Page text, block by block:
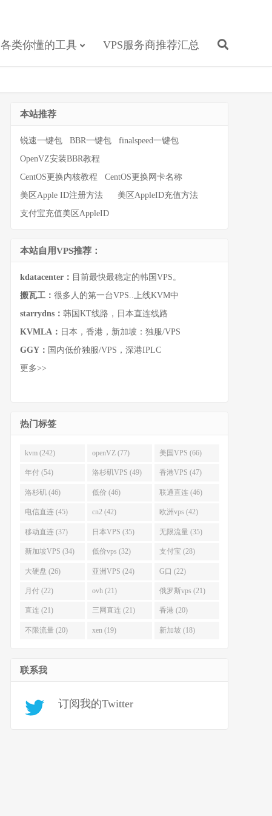
各类你懂的工具 VPS服务商推荐汇总
本站推荐
锐速一键包 BBR一键包
finalspeed一键包
OpenVZ安装BBR教程
CentOS更换内核教程
CentOS更换网卡名称
美区Apple ID注册方法
美区AppleID充值方法
支付宝充值美区AppleID
本站自用VPS推荐：
kdatacenter： 目前最快最稳定的韩国VPS。
搬瓦工： 很多人的第一台VPS..上线KVM中
starrydns： 韩国KT线路，日本直连线路
KVMLA： 日本，香港，新加坡：独服/VPS
GGY： 国内低价独服/VPS，深港IPLC
更多>>
热门标签
kvm (242) openVZ (77) 美国VPS (66)
年付 (54) 洛杉矶VPS (49) 香港VPS (47)
洛杉矶 (46) 低价 (46) 联通直连 (46)
电信直连 (45) cn2 (42) 欧洲vps (42)
移动直连 (37) 日本VPS (35) 无限流量 (35)
新加坡VPS (34) 低价vps (32) 支付宝 (28)
大硬盘 (26) 亚洲VPS (24) G口 (22)
月付 (22) ovh (21) 俄罗斯vps (21)
直连 (21) 三网直连 (21) 香港 (20)
不限流量 (20) xen (19) 新加坡 (18)
联系我
订阅我的Twitter